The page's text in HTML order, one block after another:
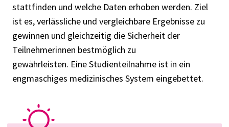
stattfinden und welche Daten erhoben werden. Ziel
ist es, verlässliche und vergleichbare Ergebnisse zu
gewinnen und gleichzeitig die Sicherheit der
Teilnehmerinnen bestmöglich zu
gewährleisten. Eine Studienteilnahme ist in ein
engmaschiges medizinisches System eingebettet.